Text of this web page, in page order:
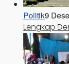
Politik9
Lengkap